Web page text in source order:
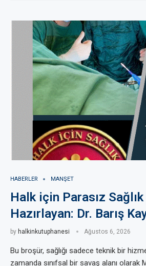
HABERLER MANŞET
Halk için Parasız
Hazırlayan: Dr. Barış
by halkinkutuphanesi Ağustos 6, 2026
Bu broşür, sağlığı sadece teknik bir
zamanda sınıfsal bir savaş alanı